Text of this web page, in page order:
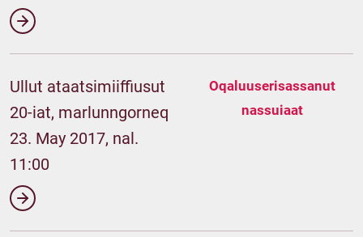
Ullut ataatsimiiffiusut
20-iat, marlunngorneq
23. May 2017, nal.
11:00
Oqaluuserisassanut
nassuiaat